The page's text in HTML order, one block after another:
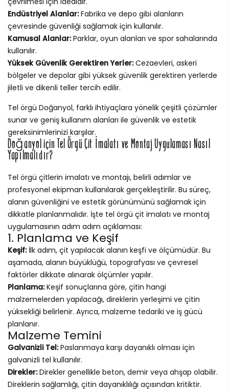
Endüstriyel Alanlar:Fabrika ve depo gibi alanların
çevresinde güvenliği sağlamak için kullanılır.
Kamusal Alanlar:Parklar, oyun alanları ve spor sahalarında
kullanılır.
Yüksek Güvenlik Gerektiren Yerler:Cezaevleri, askeri
bölgeler ve depolar gibi yüksek güvenlik gerektiren yerlerde
jiletli ve dikenli teller tercih edilir.
Tel örgü Doğanyol, farklı ihtiyaçlara yönelik çeşitli çözümler
sunar ve geniş kullanım alanları ile güvenlik ve estetik
gereksinimlerinizi karşılar.
Doğanyol için Tel Örgü Çit İmalatı ve Montaj Uygulaması Nasıl
Yapılmalıdır?
Tel örgü çitlerin imalatı ve montajı, belirli adımlar ve
profesyonel ekipman kullanılarak gerçekleştirilir. Bu süreç,
alanın güvenliğini ve estetik görünümünü sağlamak için
dikkatle planlanmalıdır. İşte tel örgü çit imalatı ve montaj
uygulamasının adım adım açıklaması:
1. Planlama ve Keşif
Keşif:İlk adım, çit yapılacak alanın keşfi ve ölçümüdür. Bu
aşamada, alanın büyüklüğü, topografyası ve çevresel
faktörler dikkate alınarak ölçümler yapılır.
Planlama:Keşif sonuçlarına göre, çitin hangi
malzemelerden yapılacağı, direklerin yerleşimi ve çitin
yüksekliği belirlenir. Ayrıca, malzeme tedariki ve iş gücü
planlanır.
Malzeme Temini
Galvanizli Tel:Paslanmaya karşı dayanıklı olması için
galvanizli tel kullanılır.
Direkler:Direkler genellikle beton, demir veya ahşap olabilir.
Direklerin sağlamlığı, çitin dayanıklılığı açısından kritiktir.